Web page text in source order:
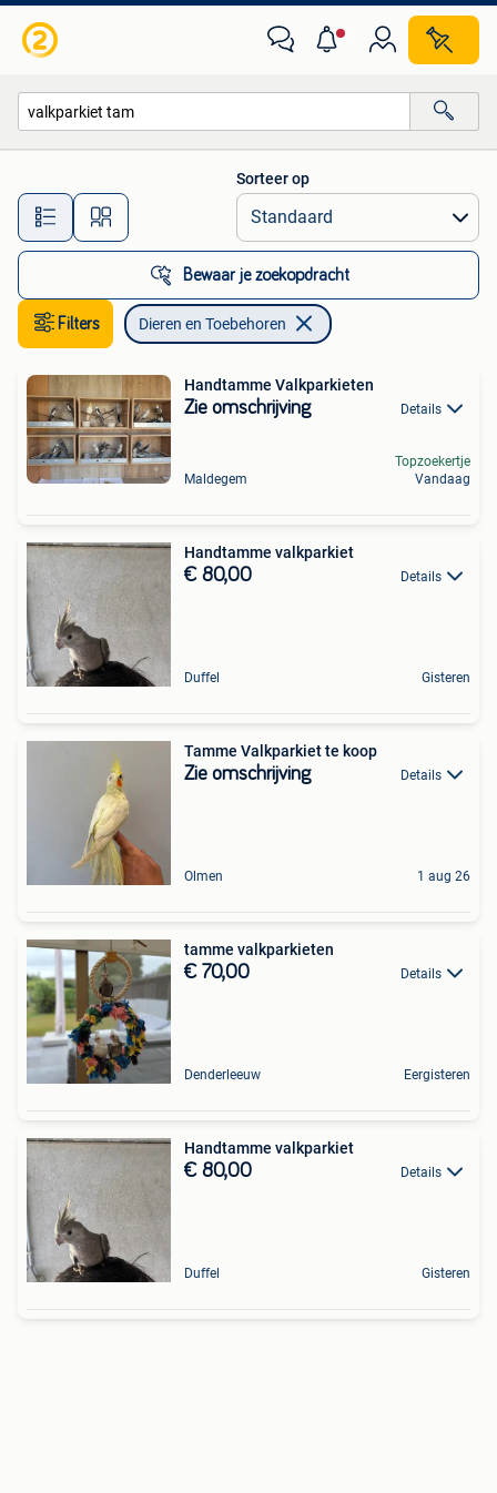
Alle afstanden…
Sorteer op
Bewaar je zoekopdracht
Filters Dieren en Toebehoren
Handtamme Valkparkieten
Zie omschrijving Details
Maldegem
Topzoekertje
Vandaag
Handtamme valkparkiet
€ 80,00 Details
Duffel Gisteren
Tamme Valkparkiet te koop
Zie omschrijving Details
Olmen 1 aug 26
tamme valkparkieten
€ 70,00 Details
Denderleeuw Eergisteren
Handtamme valkparkiet
€ 80,00 Details
Duffel Gisteren